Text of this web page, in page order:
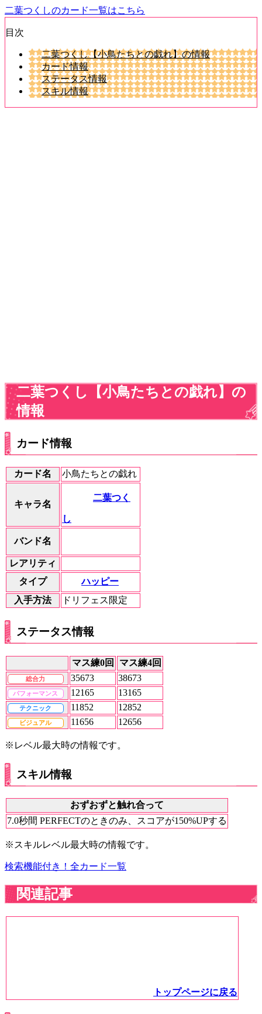
二葉つくしのカード一覧はこちら
目次
二葉つくし【小鳥たちとの戯れ】の情報
カード情報
ステータス情報
スキル情報
二葉つくし【小鳥たちとの戯れ】の
情報
カード情報
カード名 小鳥たちとの戯れ
キャラ名
二葉つく
し
バンド名
レアリティ
タイプ
ハッピー
入手方法
ドリフェス限定
ステータス情報
マス練0回 マス練4回
総合力 35673 38673
パフォーマンス 12165 13165
テクニック 11852 12852
ビジュアル 11656 12656
※レベル最大時の情報です。
スキル情報
おずおずと触れ合って
7.0秒間 PERFECTのときのみ、スコアが150%UPする
※スキルレベル最大時の情報です。
検索機能付き！全カード一覧
関連記事
トップページに戻る